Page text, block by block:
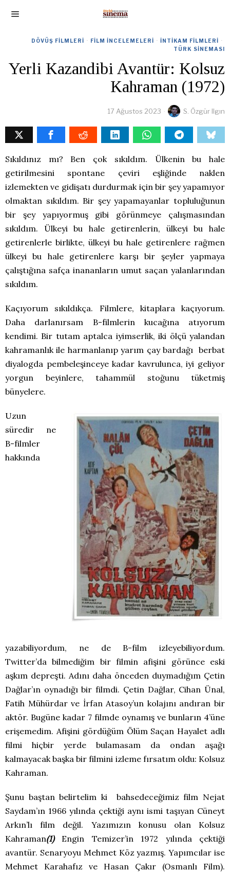
DÖVÜŞ FILMLERI · FILM İNCELEMELERI · İNTIKAM FILMLERI ·
TÜRK SINEMASI
Yerli Kazandibi Avantür: Kolsuz
Kahraman (1972)
17 Ağustos 2023 S. Özgür Ilgın
Sıkıldınız mı? Ben çok sıkıldım. Ülkenin bu hale
getirilmesini spontane çeviri eşliğinde naklen
izlemekten ve gidişatı durdurmak için bir şey yapamıyor
olmaktan sıkıldım. Bir şey yapamayanlar topluluğunun
bir şey yapıyormuş gibi görünmeye çalışmasından
sıkıldım. Ülkeyi bu hale getirenlerin, ülkeyi bu hale
getirenlerle birlikte, ülkeyi bu hale getirenlere rağmen
ülkeyi bu hale getirenlere karşı bir şeyler yapmaya
çalıştığına safça inananların umut saçan yalanlarından
sıkıldım.
Kaçıyorum sıkıldıkça. Filmlere, kitaplara kaçıyorum.
Daha darlanırsam B-filmlerin kucağına atıyorum
kendimi. Bir tutam aptalca iyimserlik, iki ölçü yalandan
kahramanlık ile harmanlanıp yarım çay bardağı berbat
diyalogda pembeleşinceye kadar kavrulunca, iyi geliyor
yorgun beyinlere, tahammül stoğunu tüketmiş
bünyelere.
Uzun
süredir ne
B-filmler
hakkında
yazabiliyordum, ne de B-film izleyebiliyordum.
Twitter’da bilmediğim bir filmin afişini görünce eski
aşkım depreşti. Adını daha önceden duymadığım Çetin
Dağlar’ın oynadığı bir filmdi. Çetin Dağlar, Cihan Ünal,
Fatih Mühürdar ve İrfan Atasoy’un kolajını andıran bir
aktör. Bugüne kadar 7 filmde oynamış ve bunların 4’üne
erişemedim. Afişini gördüğüm Ölüm Saçan Hayalet adlı
filmi hiçbir yerde bulamasam da ondan aşağı
kalmayacak başka bir filmini izleme fırsatım oldu: Kolsuz
Kahraman.
Şunu baştan belirtelim ki bahsedeceğimiz film Nejat
Saydam’ın 1966 yılında çektiği aynı ismi taşıyan Cüneyt
Arkın’lı film değil. Yazımızın konusu olan Kolsuz
Kahraman(1)Engin Temizer’in 1972 yılında çektiği
avantür. Senaryoyu Mehmet Köz yazmış. Yapımcılar ise
Mehmet Karahafız ve Hasan Çakır (Osmanlı Film).